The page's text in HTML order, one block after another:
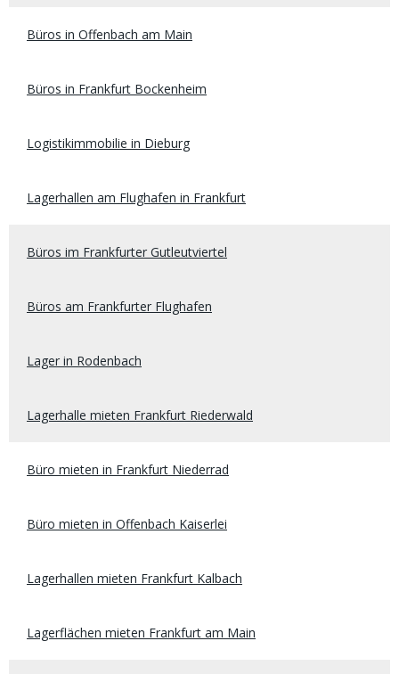
Büros in Offenbach am Main
Büros in Frankfurt Bockenheim
Logistikimmobilie in Dieburg
Lagerhallen am Flughafen in Frankfurt
Büros im Frankfurter Gutleutviertel
Büros am Frankfurter Flughafen
Lager in Rodenbach
Lagerhalle mieten Frankfurt Riederwald
Büro mieten in Frankfurt Niederrad
Büro mieten in Offenbach Kaiserlei
Lagerhallen mieten Frankfurt Kalbach
Lagerflächen mieten Frankfurt am Main